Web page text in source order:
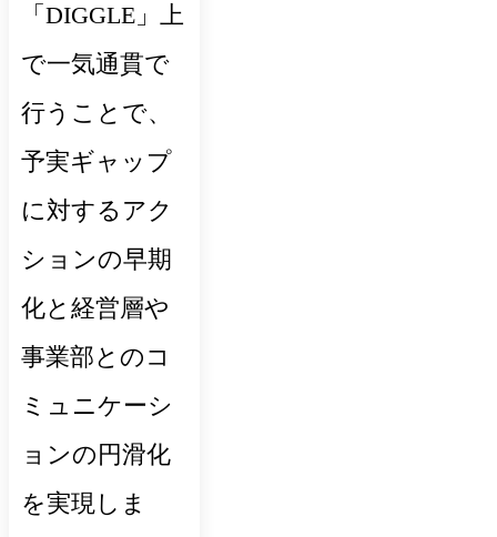
「DIGGLE」上
で一気通貫で
行うことで、
予実ギャップ
に対するアク
ションの早期
化と経営層や
事業部とのコ
ミュニケーシ
ョンの円滑化
を実現しま